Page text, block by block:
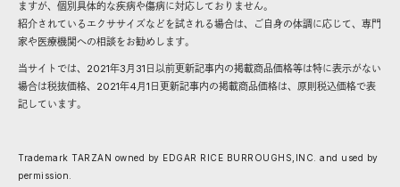
ますが、個別具体的な疾病や傷病に対応しておりません。
紹介されているエクササイズなどを試される場合は、ご自身の体調に応じて、専門
家や医療機関への相談をお勧めします。
当サイトでは、2021年3月31日以前更新記事内の掲載商品価格等は特に表示がない
場合は税抜価格、2021年4月1日更新記事内の掲載商品価格は、原則税込価格で表
記しています。
Trademark TARZAN owned by EDGAR RICE BURROUGHS,INC. and used by
permission.